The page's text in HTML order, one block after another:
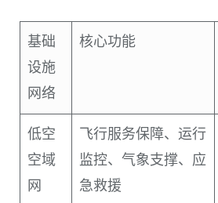
基础
设施
网络
核心功能
低空
空域
网
飞行服务保障、运行
监控、气象支撑、应
急救援